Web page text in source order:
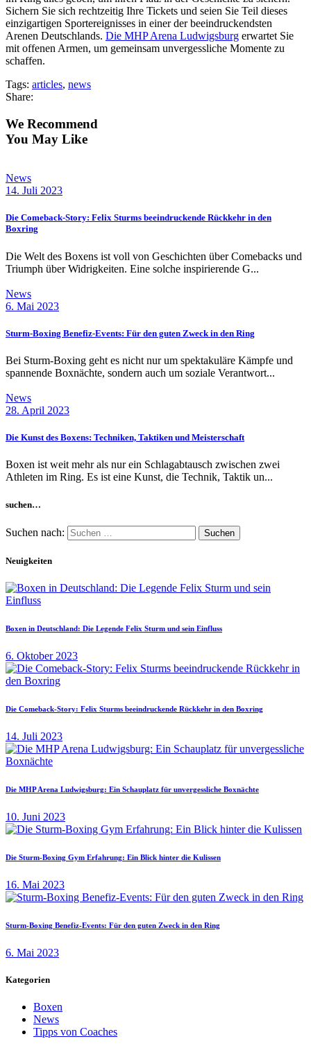
Sichern Sie sich rechtzeitig Ihre Tickets und seien Sie Teil dieses
einzigartigen Sportereignisses in einer der beeindruckendsten
Arenen Deutschlands. Die MHP Arena Ludwigsburg erwartet Sie
mit offenen Armen, um gemeinsam unvergessliche Momente zu
schaffen.
Tags: articles, news
Share:
We Recommend
You May Like
News
14. Juli 2023
Die Comeback-Story: Felix Sturms beeindruckende Rückkehr in den
Boxring
Die Welt des Boxens ist voll von Geschichten über Comebacks und
Triumph über Widrigkeiten. Eine solche inspirierende G...
News
6. Mai 2023
Sturm-Boxing Benefiz-Events: Für den guten Zweck in den Ring
Bei Sturm-Boxing geht es nicht nur um spektakuläre Kämpfe und
spannende Boxnächte, sondern auch um soziale Verantwort...
News
28. April 2023
Die Kunst des Boxens: Techniken, Taktiken und Meisterschaft
Boxen ist weit mehr als nur ein Schlagabtausch zwischen zwei
Athleten im Ring. Es ist eine Kunst, die Technik, Taktik un...
suchen…
Suchen nach:
Neuigkeiten
Boxen in Deutschland: Die Legende Felix Sturm und sein Einfluss
6. Oktober 2023
Die Comeback-Story: Felix Sturms beeindruckende Rückkehr in den Boxring
14. Juli 2023
Die MHP Arena Ludwigsburg: Ein Schauplatz für unvergessliche Boxnächte
10. Juni 2023
Die Sturm-Boxing Gym Erfahrung: Ein Blick hinter die Kulissen
16. Mai 2023
Sturm-Boxing Benefiz-Events: Für den guten Zweck in den Ring
6. Mai 2023
Kategorien
Boxen
News
Tipps von Coaches